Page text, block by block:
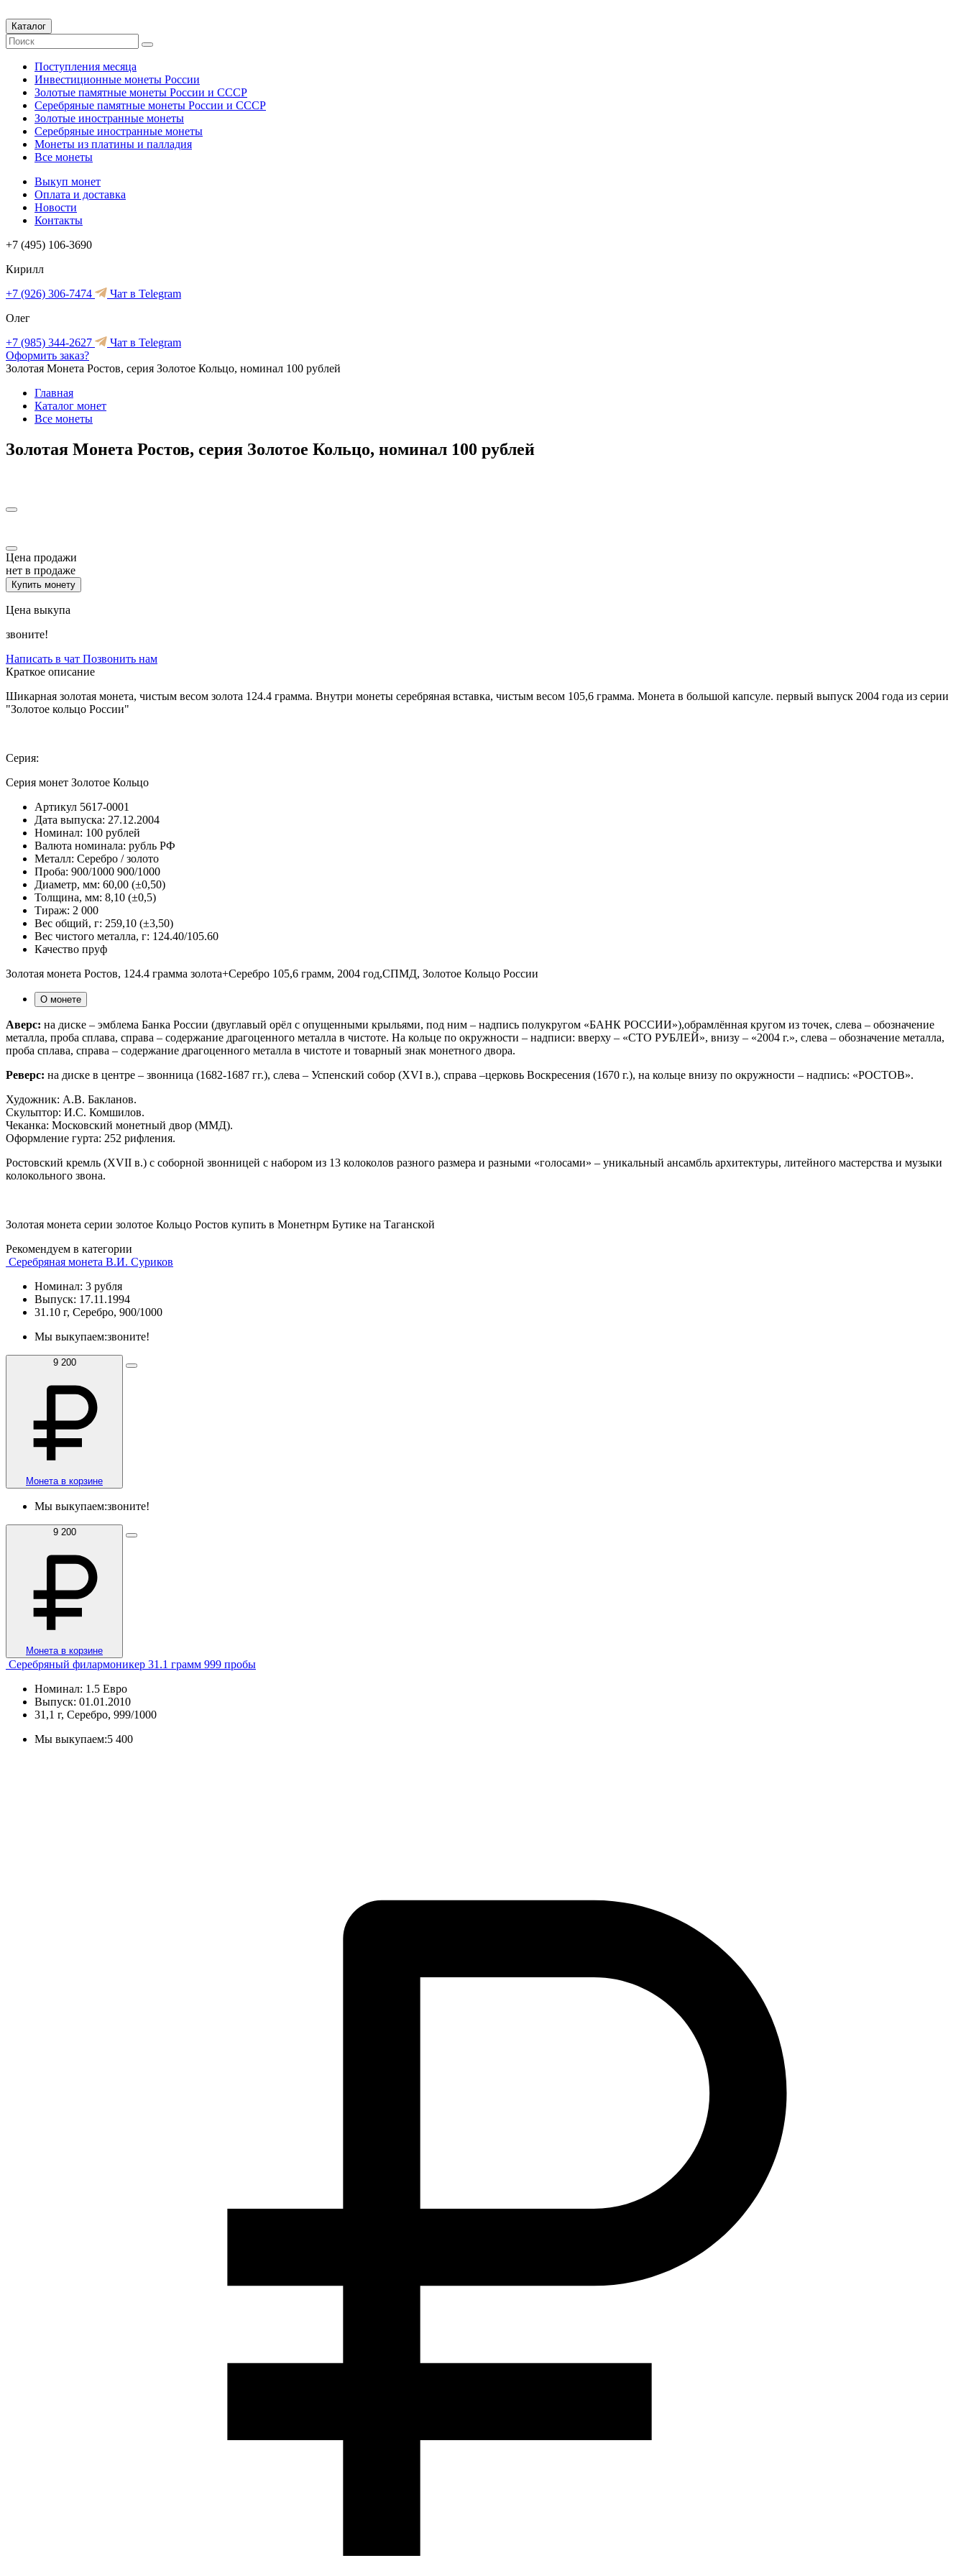
Каталог
Поступления месяца
Инвестиционные монеты России
Золотые памятные монеты России и СССР
Серебряные памятные монеты России и СССР
Золотые иностранные монеты
Серебряные иностранные монеты
Монеты из платины и палладия
Все монеты
Выкуп монет
Оплата и доставка
Новости
Контакты
+7 (495) 106-3690
Кирилл
+7 (926) 306-7474
Чат в Telegram
Олег
+7 (985) 344-2627
Чат в Telegram
Оформить заказ?
Золотая Монета Ростов, серия Золотое Кольцо, номинал 100 рублей
Главная
Каталог монет
Все монеты
Золотая Монета Ростов, серия Золотое Кольцо, номинал 100 рублей
Цена продажи
нет в продаже
Купить монету
Цена выкупа
звоните!
Написать в чат Позвонить нам
Краткое описание
Шикарная золотая монета, чистым весом золота 124.4 грамма. Внутри монеты серебряная вставка, чистым весом 105,6 грамма. Монета в большой капсуле. первый выпуск 2004 года из серии
"Золотое кольцо России"
Серия:
Серия монет Золотое Кольцо
Артикул 5617-0001
Дата выпуска: 27.12.2004
Номинал: 100 рублей
Валюта номинала: рубль РФ
Металл: Серебро / золото
Проба: 900/1000 900/1000
Диаметр, мм: 60,00 (±0,50)
Толщина, мм: 8,10 (±0,5)
Тираж: 2 000
Вес общий, г: 259,10 (±3,50)
Вес чистого металла, г: 124.40/105.60
Качество пруф
Золотая монета Ростов, 124.4 грамма золота+Серебро 105,6 грамм, 2004 год,СПМД, Золотое Кольцо России
О монете
Аверс: на диске – эмблема Банка России (двуглавый орёл с опущенными крыльями, под ним – надпись полукругом «БАНК РОССИИ»),обрамлённая кругом из точек, слева – обозначение
металла, проба сплава, справа – содержание драгоценного металла в чистоте. На кольце по окружности – надписи: вверху – «СТО РУБЛЕЙ», внизу – «2004 г.», слева – обозначение металла,
проба сплава, справа – содержание драгоценного металла в чистоте и товарный знак монетного двора.
Реверс: на диске в центре – звонница (1682-1687 гг.), слева – Успенский собор (XVI в.), справа –церковь Воскресения (1670 г.), на кольце внизу по окружности – надпись: «РОСТОВ».
Художник: А.В. Бакланов.
Скульптор: И.С. Комшилов.
Чеканка: Московский монетный двор (ММД).
Оформление гурта: 252 рифления.
Ростовский кремль (XVII в.) с соборной звонницей с набором из 13 колоколов разного размера и разными «голосами» – уникальный ансамбль архитектуры, литейного мастерства и музыки
колокольного звона.
Золотая монета серии золотое Кольцо Ростов купить в Монетнрм Бутике на Таганской
Рекомендуем в категории
Серебряная монета В.И. Суриков
Номинал: 3 рубля
Выпуск: 17.11.1994
31.10 г, Серебро, 900/1000
Мы выкупаем:звоните!
9 200
Монета в корзине
Мы выкупаем:звоните!
9 200
Монета в корзине
Серебряный филармоникер 31.1 грамм 999 пробы
Номинал: 1.5 Евро
Выпуск: 01.01.2010
31,1 г, Серебро, 999/1000
Мы выкупаем:5 400